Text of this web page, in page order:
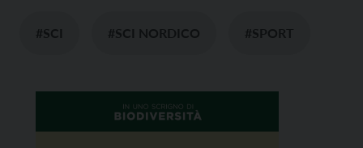
#SCI #SCI NORDICO #SPORT